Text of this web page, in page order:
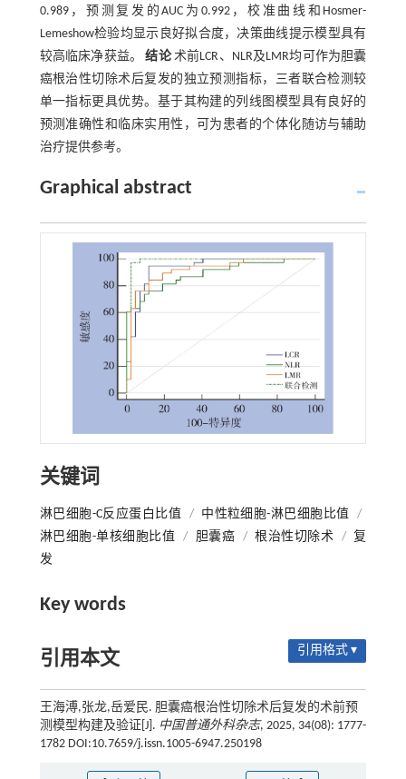
0.989，预测复发的AUC为0.992，校准曲线和Hosmer-
Lemeshow检验均显示良好拟合度，决策曲线提示模型具有
较高临床净获益。结论术前LCR、NLR及LMR均可作为胆囊
癌根治性切除术后复发的独立预测指标，三者联合检测较
单一指标更具优势。基于其构建的列线图模型具有良好的
预测准确性和临床实用性，可为患者的个体化随访与辅助
治疗提供参考。
Graphical abstract
关键词
淋巴细胞-C反应蛋白比值 / 中性粒细胞-淋巴细胞比值
/
淋巴细胞-单核细胞比值
/ 胆囊癌 / 根治性切除术 / 复
发
Key words
引用本文 引用格式 ▾
王海溥,张龙,岳爱民. 胆囊癌根治性切除术后复发的术前预
测模型构建及验证[J]. 中国普通外科杂志, 2025, 34(08): 1777-
1782 DOI:10.7659/j.issn.1005-6947.250198